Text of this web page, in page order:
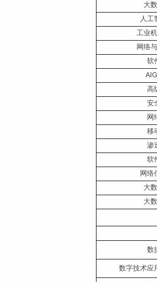
大
人工
工业
网络
软
高
安
网
移
渗
软
网络
大
大
数
数字技术应